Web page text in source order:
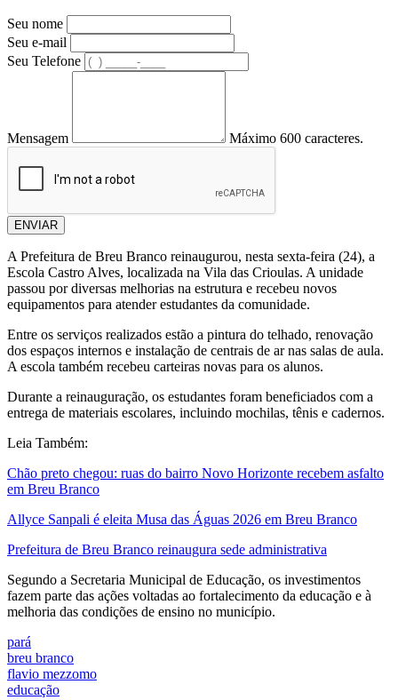
Seu nome
Seu e-mail
Seu Telefone
Mensagem Máximo 600 caracteres.
ENVIAR
A Prefeitura de Breu Branco reinaugurou, nesta sexta-feira (24), a
Escola Castro Alves, localizada na Vila das Crioulas. A unidade
passou por diversas melhorias na estrutura e recebeu novos
equipamentos para atender estudantes da comunidade.
Entre os serviços realizados estão a pintura do telhado, renovação
dos espaços internos e instalação de centrais de ar nas salas de aula.
A escola também recebeu carteiras novas para os alunos.
Durante a reinauguração, os estudantes foram beneficiados com a
entrega de materiais escolares, incluindo mochilas, tênis e cadernos.
Leia Também:
Chão preto chegou: ruas do bairro Novo Horizonte recebem asfalto
em Breu Branco
Allyce Sanpali é eleita Musa das Águas 2026 em Breu Branco
Prefeitura de Breu Branco reinaugura sede administrativa
Segundo a Secretaria Municipal de Educação, os investimentos
fazem parte das ações voltadas ao fortalecimento da educação e à
melhoria das condições de ensino no município.
pará
breu branco
flavio mezzomo
educação